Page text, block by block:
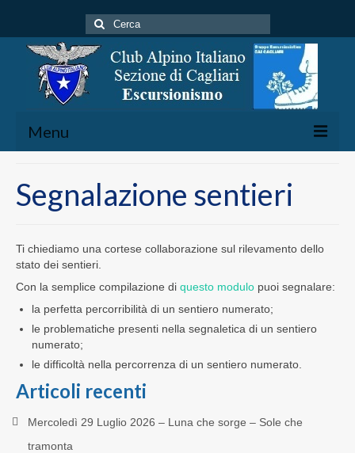
Cerca:
Menu
Gruppo Escursionistico
Calendario Escursioni
Rete Escursionistica
Sentieristica – Cartografia
Segnalazione sentieri
Ti chiediamo una cortese collaborazione sul rilevamento dello
stato dei sentieri.
Con la semplice compilazione di questo modulo puoi segnalare:
la perfetta percorribilità di un sentiero numerato;
le problematiche presenti nella segnaletica di un sentiero
numerato;
le difficoltà nella percorrenza di un sentiero numerato.
Articoli recenti
Mercoledì 29 Luglio 2026 – Luna che sorge – Sole che
tramonta